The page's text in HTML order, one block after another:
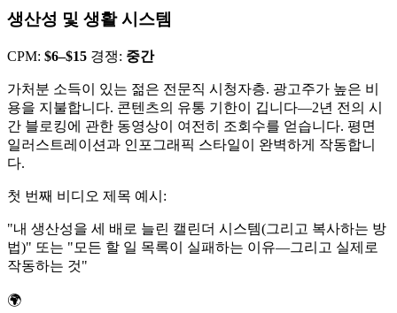
생산성 및 생활 시스템
CPM: $6–$15 경쟁: 중간
가처분 소득이 있는 젊은 전문직 시청자층. 광고주가 높은 비
용을 지불합니다. 콘텐츠의 유통 기한이 깁니다—2년 전의 시
간 블로킹에 관한 동영상이 여전히 조회수를 얻습니다. 평면
일러스트레이션과 인포그래픽 스타일이 완벽하게 작동합니
다.
첫 번째 비디오 제목 예시:
"내 생산성을 세 배로 늘린 캘린더 시스템(그리고 복사하는 방
법)" 또는 "모든 할 일 목록이 실패하는 이유—그리고 실제로
작동하는 것"
🌍